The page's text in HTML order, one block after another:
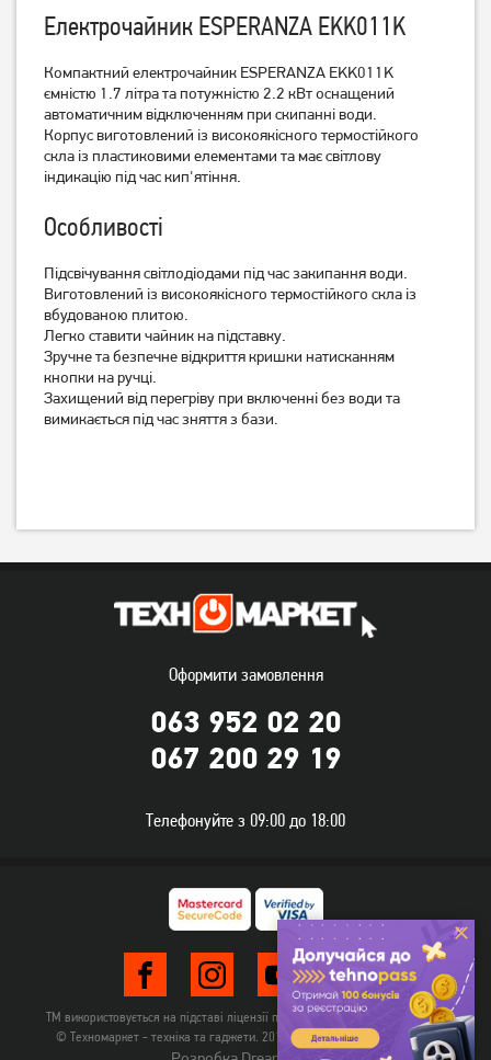
Електрочайник Tefal
KI772D38
2 599грн
1 849грн
Електрочайник Tefal
KO260130
2 299грн
1 549грн 399грн
HD9350/90
Електрочайник ESPERANZA EKK011K
Компактний електрочайник ESPERANZA EKK011K
ємністю 1.7 літра та потужністю 2.2 кВт оснащений
автоматичним відключенням при скипанні води.
Корпус виготовлений із високоякісного термостійкого
скла із пластиковими елементами та має світлову
індикацію під час кип'ятіння.
Особливості
Підсвічування світлодіодами під час закипання води.
Виготовлений із високоякісного термостійкого скла із
вбудованою плитою.
Легко ставити чайник на підставку.
Зручне та безпечне відкриття кришки натисканням
кнопки на ручці.
Захищений від перегріву при включенні без води та
вимикається під час зняття з бази.
Оформити замовлення
063 952 02 20
067 200 29 19
Телефонуйте з 09:00 до 18:00
ТМ використовується на підставі ліцензії правовласника TehnomarketLTD
© Техномаркет - техніка та гаджети. 2012-2026. Всі права захищені.